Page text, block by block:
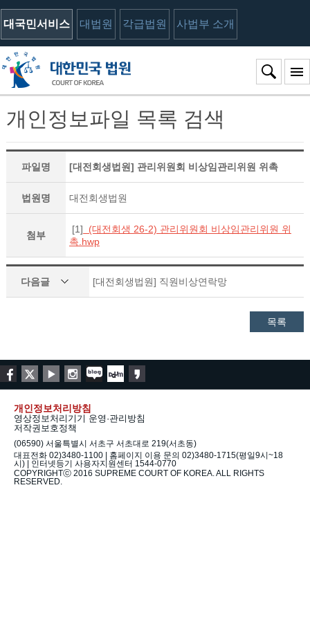
대국민서비스 대법원 각급법원 사법부 소개
개인정보파일 목록 검색
파일명 [대전회생법원] 관리위원회 비상임관리위원 위촉
법원명 대전회생법원
첨부
[1] (대전회생 26-2) 관리위원회 비상임관리위원 위
촉.hwp
다음글 [대전회생법원] 직원비상연락망
목록
개인정보처리방침
영상정보처리기기 운영·관리방침
저작권보호정책
(06590) 서울특별시 서초구 서초대로 219(서초동)
대표전화 02)3480-1100 | 홈페이지 이용 문의 02)3480-1715(평일9시~18
시) | 인터넷등기 사용자지원센터 1544-0770
COPYRIGHTⓒ 2016 SUPREME COURT OF KOREA. ALL RIGHTS
RESERVED.